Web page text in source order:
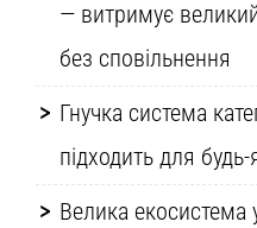
— витримує великий
без сповільнення
Гнучка система
підходить для
Велика екосистема